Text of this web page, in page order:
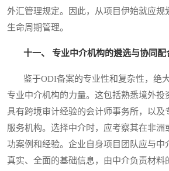
外汇管理规定。因此，从项目伊始就应规
生命周期管理。
十一、 专业中介机构的遴选与协同配
鉴于ODI备案的专业性和复杂性，绝
专业中介机构的力量。这包括熟悉境外投
具有跨境审计经验的会计师事务所，以及
服务机构。选择中介时，应考察其在非洲
功案例和经验。企业自身项目团队应与中
真实、全面的基础信息，由中介负责材料